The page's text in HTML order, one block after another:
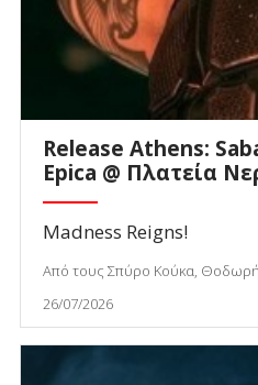
Release Athens:
Epica @ Πλατεία
Madness Reigns!
Από τους Σπύρο Κούκα,
26/07/2026